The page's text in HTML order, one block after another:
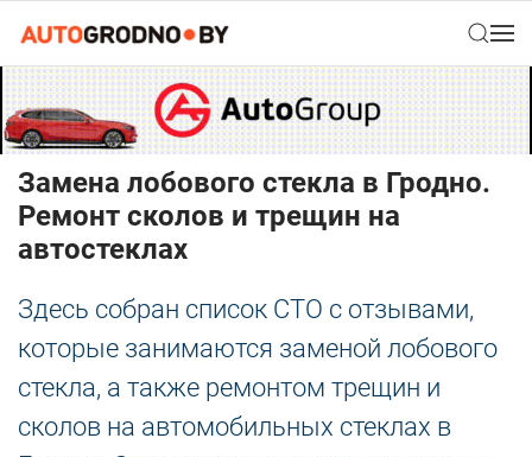
Замена лобового стекла в Гродно.
Ремонт сколов и трещин на
автостеклах
Здесь собран список СТО с отзывами,
которые занимаются заменой лобового
стекла, а также ремонтом трещин и
сколов на автомобильных стеклах в